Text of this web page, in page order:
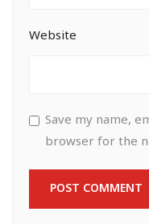
Website
Save my name,
browser for the